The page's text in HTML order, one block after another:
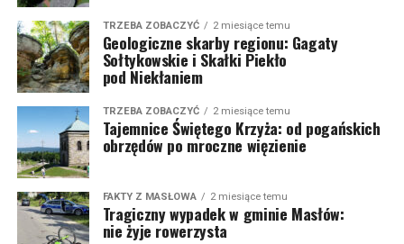
TRZEBA ZOBACZYĆ 2 miesiące temu
Geologiczne skarby regionu: Gagaty
Sołtykowskie i Skałki Piekło
pod Niekłaniem
TRZEBA ZOBACZYĆ 2 miesiące temu
Tajemnice Świętego Krzyża: od pogańskich
obrzędów po mroczne więzienie
FAKTY Z MASŁOWA 2 miesiące temu
Tragiczny wypadek w gminie Masłów:
nie żyje rowerzysta